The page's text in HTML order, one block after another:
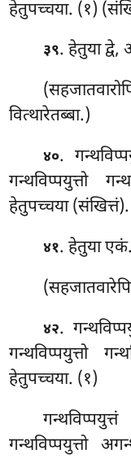
हेतुपच्चया. (१)
३९. हेतुयाद्वे,
वित्थारेतब्बा.)
४०.
गन्थविप्पयुत्तो
हेतुपच्चया (संखित्तं).
४१. हेतुया
४२.
गन्थविप्पयुत्तो
हेतुपच्चया. (१)
गन्थविप्पयुत्तं
गन्थविप्पयुत्तो